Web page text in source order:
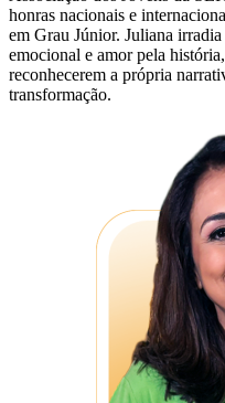
honras nacionais e
em Grau Júnior. Juliana
emocional e amor pela
reconhecerem a própria
transformação.